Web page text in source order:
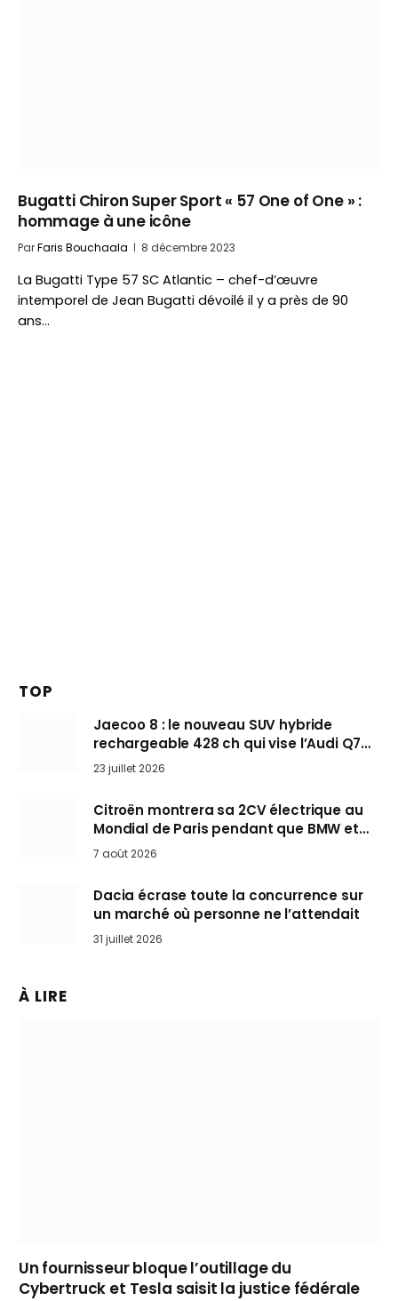
Bugatti Chiron Super Sport « 57 One of One » :
hommage à une icône
ParFaris Bouchaala 8 décembre 2023
La Bugatti Type 57 SC Atlantic – chef-d’œuvre
intemporel de Jean Bugatti dévoilé il y a près de 90
ans…
TOP
Jaecoo 8 : le nouveau SUV hybride
rechargeable 428 ch qui vise l’Audi Q7
arrive en Europe cet automne
23 juillet 2026
Citroën montrera sa 2CV électrique au
Mondial de Paris pendant que BMW et
Mini désertent le salon
7 août 2026
Dacia écrase toute la concurrence sur
un marché où personne ne l’attendait
31 juillet 2026
À LIRE
Un fournisseur bloque l’outillage du
Cybertruck et Tesla saisit la justice fédérale